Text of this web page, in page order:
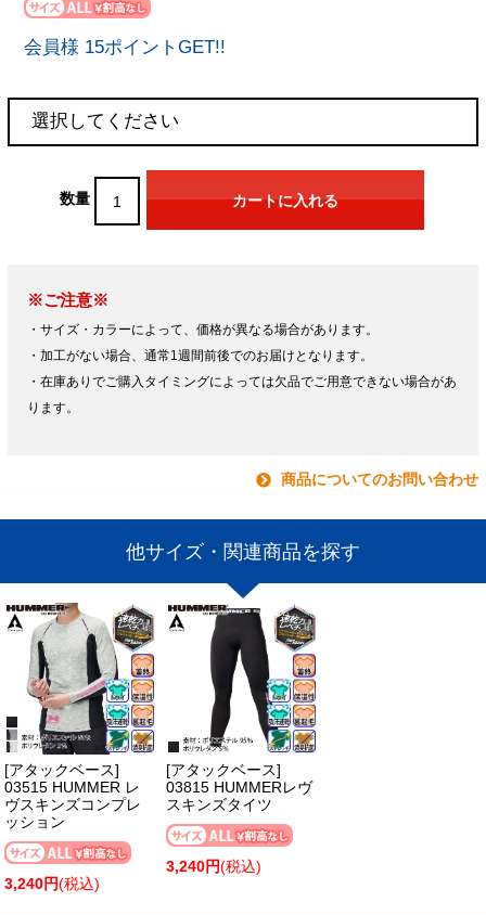
会員様 15ポイントGET!!
数量
※ご注意※
・サイズ・カラーによって、価格が異なる場合があります。
・加工がない場合、通常1週間前後でのお届けとなります。
・在庫ありでご購入タイミングによっては欠品でご用意できない場合があ
ります。
商品についてのお問い合わせ
他サイズ・関連商品を探す
[アタックベース]
03515 HUMMER レ
ヴスキンズコンプレ
ッション
3,240円(税込)
[アタックベース]
03815 HUMMERレヴ
スキンズタイツ
3,240円(税込)